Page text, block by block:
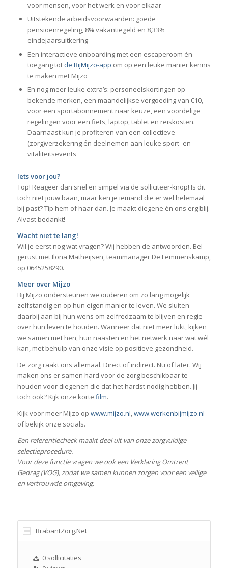
voor mensen, voor het werk en voor elkaar
Uitstekende arbeidsvoorwaarden: goede
pensioenregeling, 8% vakantiegeld en 8,33%
eindejaarsuitkering
Een interactieve onboarding met een escaperoom én
toegang tot de BijMijzo-app om op een leuke manier kennis
te maken met Mijzo
En nog meer leuke extra’s: personeelskortingen op
bekende merken, een maandelijkse vergoeding van €10,-
voor een sportabonnement naar keuze, een voordelige
regelingen voor een fiets, laptop, tablet en reiskosten.
Daarnaast kun je profiteren van een collectieve
(zorg)verzekering én deelnemen aan leuke sport- en
vitaliteitsevents
Iets voor jou?
Top! Reageer dan snel en simpel via de solliciteer-knop! Is dit
toch niet jouw baan, maar ken je iemand die er wel helemaal
bij past? Tip hem of haar dan. Je maakt diegene én ons erg blij.
Alvast bedankt!
Wacht niet te lang!
Wil je eerst nog wat vragen? Wij hebben de antwoorden. Bel
gerust met Ilona Matheijsen, teammanager De Lemmenskamp,
op 0645258290.
Meer over Mijzo
Bij Mijzo ondersteunen we ouderen om zo lang mogelijk
zelfstandig en op hun eigen manier te leven. We sluiten
daarbij aan bij hun wens om zelfredzaam te blijven en regie
over hun leven te houden. Wanneer dat niet meer lukt, kijken
we samen met hen, hun naasten en het netwerk naar wat wél
kan, met behulp van onze visie op positieve gezondheid.
De zorg raakt ons allemaal. Direct of indirect. Nu of later. Wij
maken ons er samen hard voor de zorg beschikbaar te
houden voor diegenen die dat het hardst nodig hebben. Jij
toch ook? Kijk onze korte film.
Kijk voor meer Mijzo op www.mijzo.nl,www.werkenbijmijzo.nl
of bekijk onze socials.
Een referentiecheck maakt deel uit van onze zorgvuldige
selectieprocedure.
Voor deze functie vragen we ook een Verklaring Omtrent
Gedrag (VOG), zodat we samen kunnen zorgen voor een veilige
en vertrouwde omgeving.
BrabantZorg.Net
0 sollicitaties